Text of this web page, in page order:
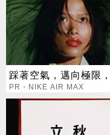
踩著空氣，邁向極限
PR・NIKE AIR MAX